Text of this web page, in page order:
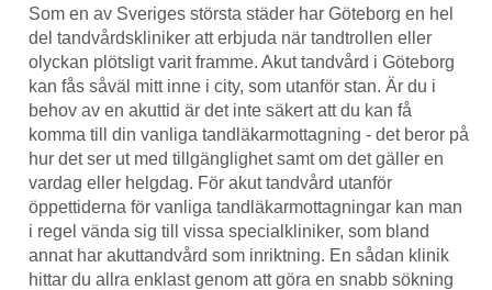
Som en av Sveriges största städer har Göteborg en hel
del tandvårdskliniker att erbjuda när tandtrollen eller
olyckan plötsligt varit framme. Akut tandvård i Göteborg
kan fås såväl mitt inne i city, som utanför stan. Är du i
behov av en akuttid är det inte säkert att du kan få
komma till din vanliga tandläkarmottagning - det beror på
hur det ser ut med tillgänglighet samt om det gäller en
vardag eller helgdag. För akut tandvård utanför
öppettiderna för vanliga tandläkarmottagningar kan man
i regel vända sig till vissa specialkliniker, som bland
annat har akuttandvård som inriktning. En sådan klinik
hittar du allra enklast genom att göra en snabb sökning